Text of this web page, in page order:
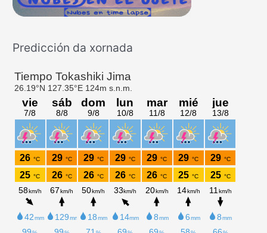
Predicción da xornada